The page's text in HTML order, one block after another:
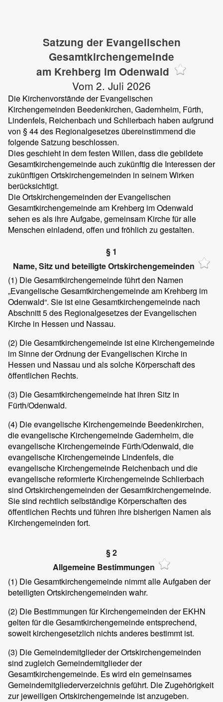
Satzung der Evangelischen
Gesamtkirchengemeinde
am Krehberg im Odenwald
Vom 2. Juli 2026
Die Kirchenvorstände der Evangelischen
Kirchengemeinden Beedenkirchen, Gadernheim, Fürth,
Lindenfels, Reichenbach und Schlierbach haben aufgrund
von § 44 des Regionalgesetzes übereinstimmend die
folgende Satzung beschlossen.
Dies geschieht in dem festen Willen, dass die gebildete
Gesamtkirchengemeinde auch zukünftig die Interessen der
zukünftigen Ortskirchengemeinden in seinem Wirken
berücksichtigt.
Die Ortskirchengemeinden der Evangelischen
Gesamtkirchengemeinde am Krehberg im Odenwald
sehen es als ihre Aufgabe, gemeinsam Kirche für alle
Menschen einladend, offen und fröhlich zu gestalten.
§ 1
Name, Sitz und beteiligte Ortskirchengemeinden
(1) Die Gesamtkirchengemeinde führt den Namen
„Evangelische Gesamtkirchengemeinde am Krehberg im
Odenwald“. Sie ist eine Gesamtkirchengemeinde nach
Abschnitt 5 des Regionalgesetzes der Evangelischen
Kirche in Hessen und Nassau.
(2) Die Gesamtkirchengemeinde ist eine Kirchengemeinde
im Sinne der Ordnung der Evangelischen Kirche in
Hessen und Nassau und als solche Körperschaft des
öffentlichen Rechts.
(3) Die Gesamtkirchengemeinde hat ihren Sitz in
Fürth/Odenwald.
(4) Die evangelische Kirchengemeinde Beedenkirchen,
die evangelische Kirchengemeinde Gadernheim, die
evangelische Kirchengemeinde Fürth/Odenwald, die
evangelische Kirchengemeinde Lindenfels, die
evangelische Kirchengemeinde Reichenbach und die
evangelische reformierte Kirchengemeinde Schlierbach
sind Ortskirchengemeinden der Gesamtkirchengemeinde.
Sie sind rechtlich selbständige Körperschaften des
öffentlichen Rechts und führen ihre bisherigen Namen als
Kirchengemeinden fort.
§ 2
Allgemeine Bestimmungen
(1) Die Gesamtkirchengemeinde nimmt alle Aufgaben der
beteiligten Ortskirchengemeinden wahr.
(2) Die Bestimmungen für Kirchengemeinden der EKHN
gelten für die Gesamtkirchengemeinde entsprechend,
soweit kirchengesetzlich nichts anderes bestimmt ist.
(3) Die Gemeindemitglieder der Ortskirchengemeinden
sind zugleich Gemeindemitglieder der
Gesamtkirchengemeinde. Es wird ein gemeinsames
Gemeindemitgliederverzeichnis geführt. Die Zugehörigkeit
zur jeweiligen Ortskirchengemeinde ist anzugeben.